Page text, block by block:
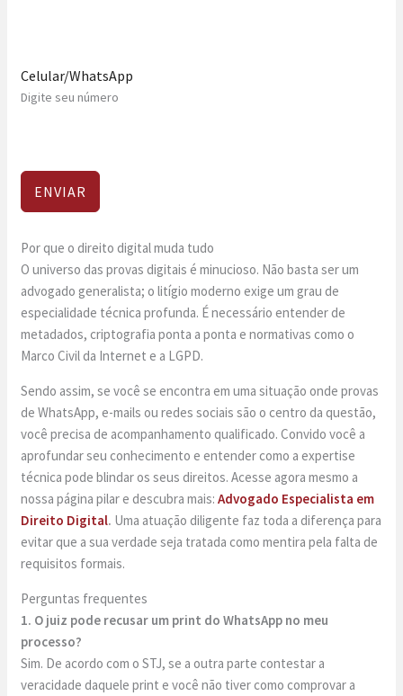
Celular/WhatsApp
Digite seu número
ENVIAR
Por que o direito digital muda tudo
O universo das provas digitais é minucioso. Não basta ser um
advogado generalista; o litígio moderno exige um grau de
especialidade técnica profunda. É necessário entender de
metadados, criptografia ponta a ponta e normativas como o
Marco Civil da Internet e a LGPD.
Sendo assim, se você se encontra em uma situação onde provas
de WhatsApp, e-mails ou redes sociais são o centro da questão,
você precisa de acompanhamento qualificado. Convido você a
aprofundar seu conhecimento e entender como a expertise
técnica pode blindar os seus direitos. Acesse agora mesmo a
nossa página pilar e descubra mais:Advogado Especialista em
Direito Digital. Uma atuação diligente faz toda a diferença para
evitar que a sua verdade seja tratada como mentira pela falta de
requisitos formais.
Perguntas frequentes
1. O juiz pode recusar um print do WhatsApp no meu
processo?
Sim. De acordo com o STJ, se a outra parte contestar a
veracidade daquele print e você não tiver como comprovar a